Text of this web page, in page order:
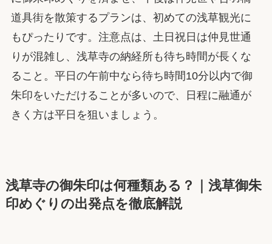
道具街を散策するプランは、初めての浅草観光に
もぴったりです。注意点は、土日祝日は仲見世通
りが混雑し、浅草寺の納経所も待ち時間が長くな
ること。平日の午前中なら待ち時間10分以内で御
朱印をいただけることが多いので、日程に融通が
きく方は平日を狙いましょう。
浅草寺の御朱印は何種類ある？｜浅草御朱
印めぐりの出発点を徹底解説